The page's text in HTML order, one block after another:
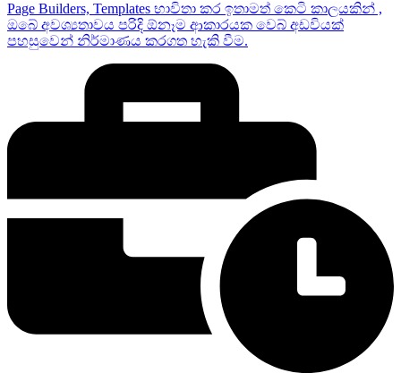
Page Builders, Templates භාවිතා කර ඉතාමත් කෙටි කාලයකින් ,
ඔබේ අවශ්‍යතාවය පරිදි ඕනෑම ආකාරයක වෙබ් අඩවියක්
පහසුවෙන් නිර්මාණය කරගත හැකි වීම.